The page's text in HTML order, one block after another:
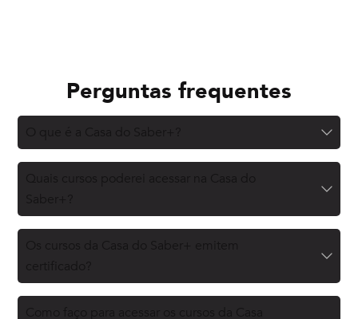
Perguntas frequentes